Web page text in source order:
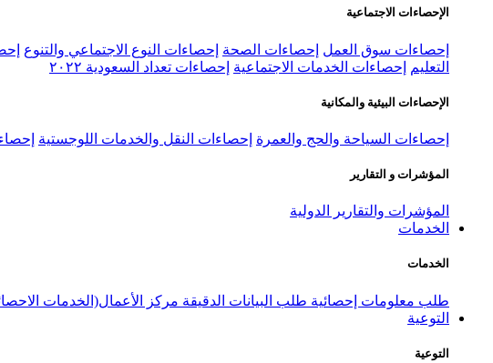
الإحصاءات الاجتماعية
إحصاءات سوق العمل إحصاءات الصحة إحصاءات النوع الاجتماعي والتنوع
التعليم
إحصاءات الخدمات الاجتماعية إحصاءات تعداد السعودية ٢٠٢٢
الإحصاءات البيئية والمكانية
إحصاءات السياحة والحج والعمرة إحصاءات النقل والخدمات اللوجستية
المؤشرات و التقارير
المؤشرات والتقارير الدولية
الخدمات
الخدمات
طلب معلومات إحصائية طلب البيانات الدقيقة مركز الأعمال(الخدمات
التوعية
التوعية